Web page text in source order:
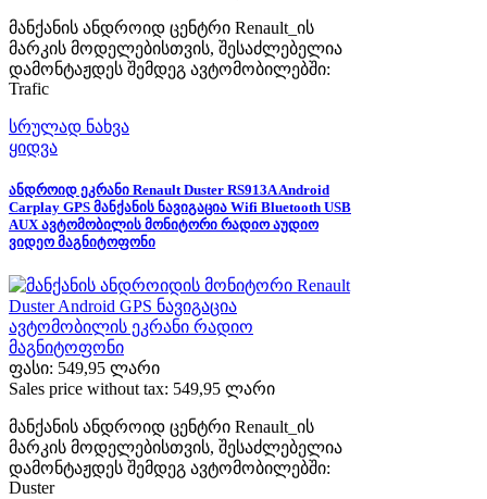
მანქანის ანდროიდ ცენტრი Renault_ის
მარკის მოდელებისთვის, შესაძლებელია
დამონტაჟდეს შემდეგ ავტომობილებში:
Trafic
სრულად ნახვა
ყიდვა
ანდროიდ ეკრანი Renault Duster RS913A Android
Carplay GPS მანქანის ნავიგაცია Wifi Bluetooth USB
AUX ავტომობილის მონიტორი რადიო აუდიო
ვიდეო მაგნიტოფონი
ფასი: 549,95 ლარი
Sales price without tax: 549,95 ლარი
მანქანის ანდროიდ ცენტრი Renault_ის
მარკის მოდელებისთვის, შესაძლებელია
დამონტაჟდეს შემდეგ ავტომობილებში:
Duster